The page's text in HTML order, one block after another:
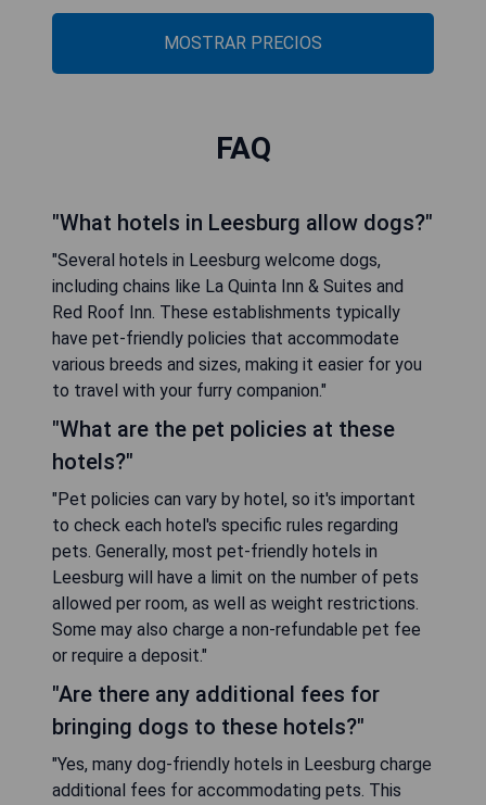
MOSTRAR PRECIOS
FAQ
"What hotels in Leesburg allow dogs?"
"Several hotels in Leesburg welcome dogs,
including chains like La Quinta Inn & Suites and
Red Roof Inn. These establishments typically
have pet-friendly policies that accommodate
various breeds and sizes, making it easier for you
to travel with your furry companion."
"What are the pet policies at these
hotels?"
"Pet policies can vary by hotel, so it's important
to check each hotel's specific rules regarding
pets. Generally, most pet-friendly hotels in
Leesburg will have a limit on the number of pets
allowed per room, as well as weight restrictions.
Some may also charge a non-refundable pet fee
or require a deposit."
"Are there any additional fees for
bringing dogs to these hotels?"
"Yes, many dog-friendly hotels in Leesburg charge
additional fees for accommodating pets. This